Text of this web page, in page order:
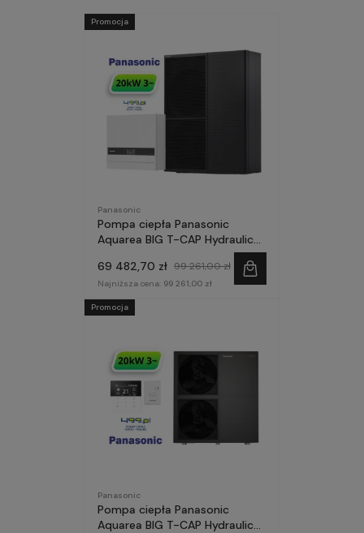
Panasonic
Pompa ciepła Panasonic
Aquarea BIG T-CAP Hydraulic
STEROWANIA
69 482,70 zł 99 261,00 zł
Najniższa cena: 99 261,00 zł
Promocja
Panasonic
Pompa ciepła Panasonic
Aquarea BIG T-CAP Hydraulic
Promocja